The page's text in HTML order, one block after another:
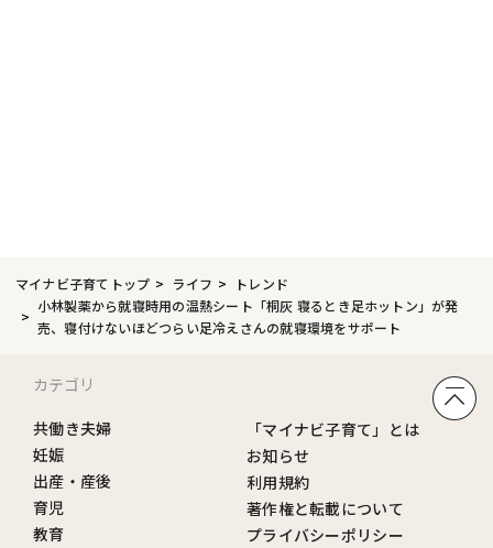
マイナビ子育てトップ ライフ
トレンド
小林製薬から就寝時用の温熱シート「桐灰 寝るとき足ホットン」が発
売、寝付けないほどつらい足冷えさんの就寝環境をサポート
カテゴリ
共働き夫婦
妊娠
出産・産後
育児
教育
「マイナビ子育て」とは
お知らせ
利用規約
著作権と転載について
プライバシーポリシー